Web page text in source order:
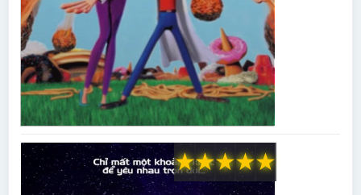
★
★
★
★
★